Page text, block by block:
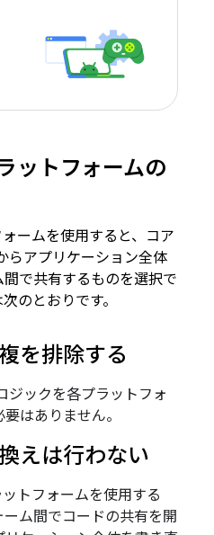
ットフォームの
ームを使用すると、コア
らアプリケーション全体
で共有するものを選択で
のとおりです。
を排除する
ジックを各プラットフォ
はありません。
えは行わない
トフォームを使用する
ーム間でコードの共有を開